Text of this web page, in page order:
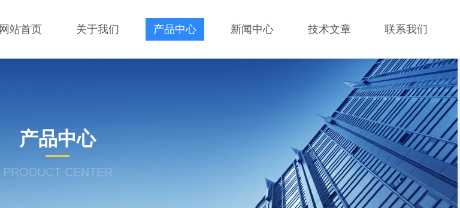
网站首页 关于我们 产品中心 新闻中心 技术文章 联系我们
产品中心
PRODUCT CENTER